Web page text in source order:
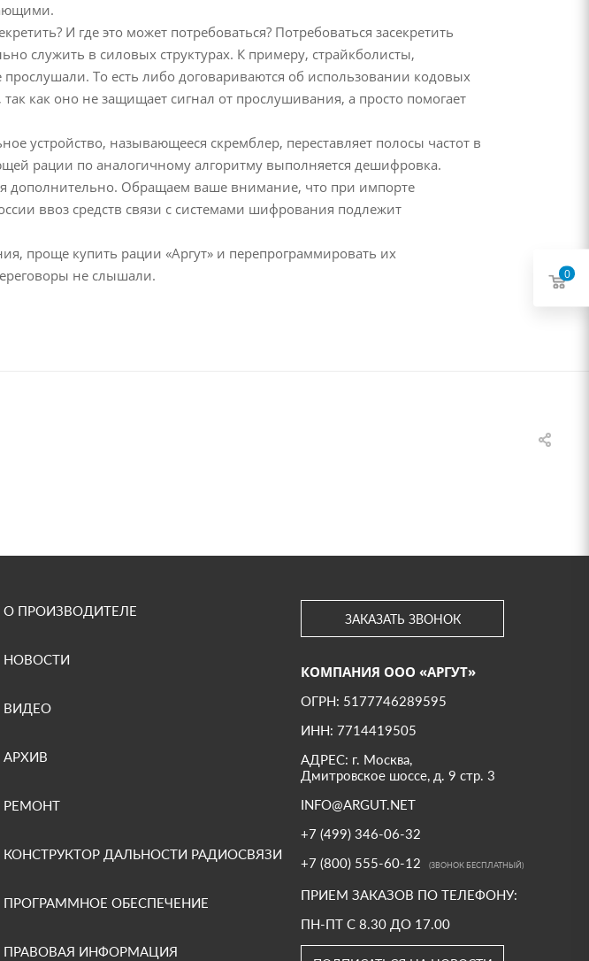
И где это может потребоваться? Потребоваться засекретить
служить в силовых структурах. К примеру, страйкболисты,
То есть либо договариваются об использовании кодовых
как оно не защищает сигнал от прослушивания, а просто помогает
устройство, называющееся скремблер, переставляет полосы частот в
рации по аналогичному алгоритму выполняется дешифровка.
дополнительно. Обращаем ваше внимание, что при импорте
ввоз средств связи с системами шифрования подлежит
проще купить рации «Аргут» и перепрограммировать их
не слышали.
О ПРОИЗВОДИТЕЛЕ
НОВОСТИ
ВИДЕО
АРХИВ
РЕМОНТ
КОНСТРУКТОР ДАЛЬНОСТИ РАДИОСВЯЗИ
ПРОГРАММНОЕ ОБЕСПЕЧЕНИЕ
ПРАВОВАЯ ИНФОРМАЦИЯ
ЗАКАЗАТЬ ЗВОНОК
КОМПАНИЯ ООО «АРГУТ»
ОГРН: 5177746289595
ИНН: 7714419505
АДРЕС: г. Москва,
Дмитровское шоссе, д. 9 стр. 3
INFO@ARGUT.NET
+7 (499) 346-06-32
+7 (800) 555-60-12
(ЗВОНОК БЕСПЛАТНЫЙ)
ПРИЕМ ЗАКАЗОВ ПО ТЕЛЕФОНУ:
ПН-ПТ С 8.30 ДО 17.00
0